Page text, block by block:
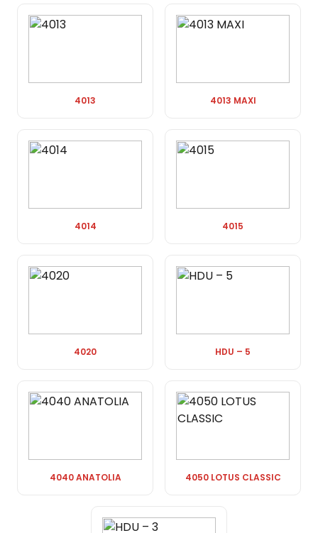
4013 4013 MAXI
4014 4015
4020 HDU – 5
4040 ANATOLIA 4050 LOTUS CLASSIC